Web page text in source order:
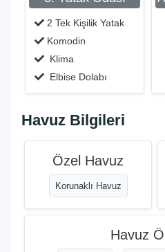
2 Tek Kişilik Yatak
Komodin
Klima
Elbise Dolabı
Havuz Bilgileri
Özel Havuz
Korunaklı Havuz
Havuz